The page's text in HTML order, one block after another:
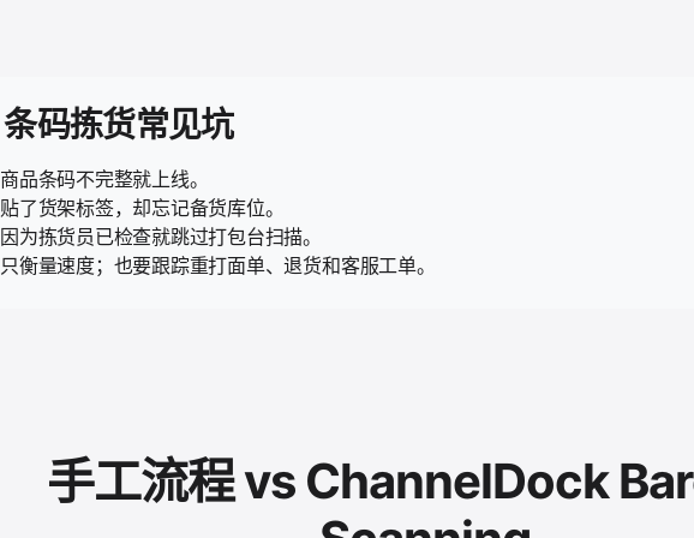
条码拣货常见坑
商品条码不完整就上线。
贴了货架标签，却忘记备货库位。
因为拣货员已检查就跳过打包台扫描。
只衡量速度；也要跟踪重打面单、退货和客服工单。
手工流程 vs ChannelDock